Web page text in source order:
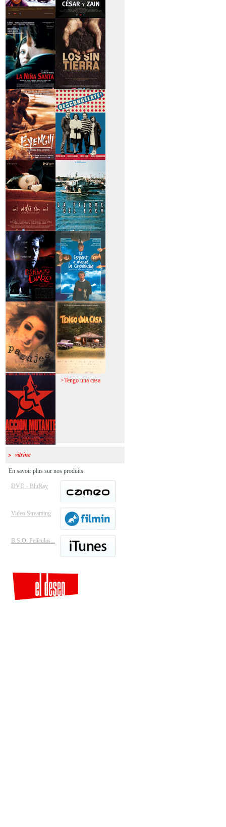
>Caravan >César y Zain
>La niña santa >Los sin tierra
>Eyengui, El Dios
del sueño
>Mi vida sin mi >La fiebre del loco
>El espinazo del
diablo
>A trabajar!
>Pasajes >Tengo una casa
>Acción mutante
> vitrine
En savoir plus sur nos produits:
DVD - BluRay
Video Streaming
B.S.O. Películas...